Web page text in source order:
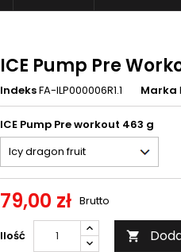
ICE Pump Pre
IndeksFA-ILP000006R1.1 Marka
ICE Pump Pre workout 463 g
79,00 zł Brutto
Ilość 